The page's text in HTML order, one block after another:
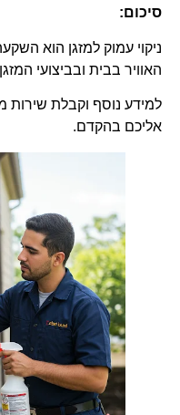
סיכום:
ניקוי עמוק למזגן הוא
האוויר בבית ובביצועי
למידע נוסף וקבלת שירות
אליכם בהקדם.